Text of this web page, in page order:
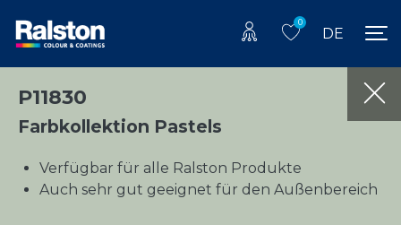
0
DE
P11830
Farbkollektion Pastels
Verfügbar für alle Ralston Produkte
Auch sehr gut geeignet für den Außenbereich